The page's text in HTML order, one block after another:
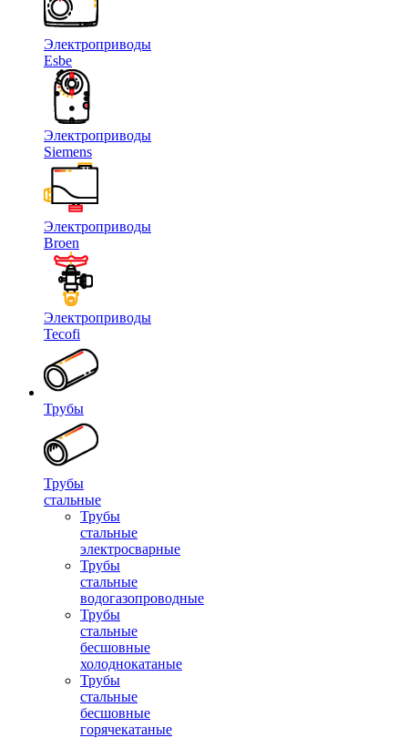
Электроприводы
Esbe
Электроприводы
Siemens
Электроприводы
Broen
Электроприводы
Tecofi
Трубы
Трубы
стальные
Трубы
стальные
электросварные
Трубы
стальные
водогазопроводные
Трубы
стальные
бесшовные
холоднокатаные
Трубы
стальные
бесшовные
горячекатаные